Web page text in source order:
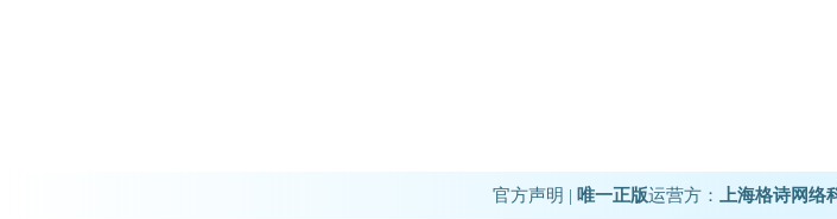
官方声明 | 唯一正版运营方： 上海格诗网络